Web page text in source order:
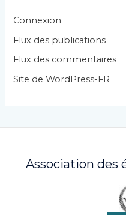
r
i
e
Connexion
Flux des publications
Flux des commentaires
Site de WordPress-FR
Association des